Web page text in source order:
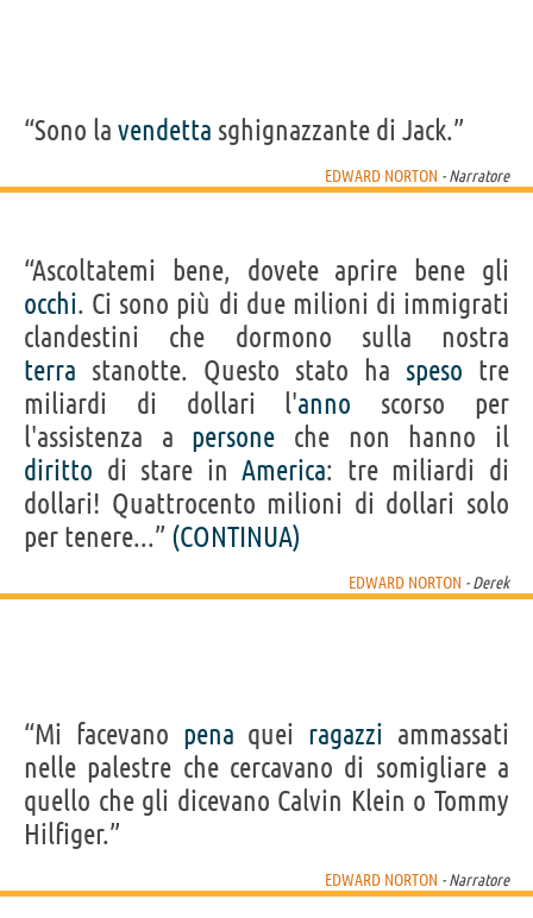
“Sono la vendetta sghignazzante di Jack.”
EDWARD NORTON - Narratore
“Ascoltatemi bene, dovete aprire bene gli
occhi. Ci sono più di due milioni di immigrati
clandestini che dormono sulla nostra
terra stanotte. Questo stato ha speso tre
miliardi di dollari l'anno scorso per
l'assistenza a persone che non hanno il
diritto di stare inAmerica: tre miliardi di
dollari! Quattrocento milioni di dollari solo
per tenere...” (CONTINUA)
EDWARD NORTON - Derek
“Mi facevano pena quei ragazzi ammassati
nelle palestre che cercavano di somigliare a
quello che gli dicevano Calvin Klein o Tommy
Hilfiger.”
EDWARD NORTON - Narratore